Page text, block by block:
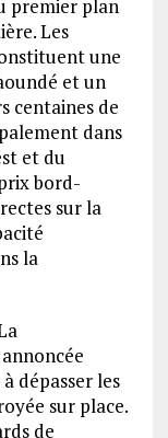
premier plan
Les
une
et un
centaines de
dans
et du
bord-
sur la
la
dépasser les
sur place.
de